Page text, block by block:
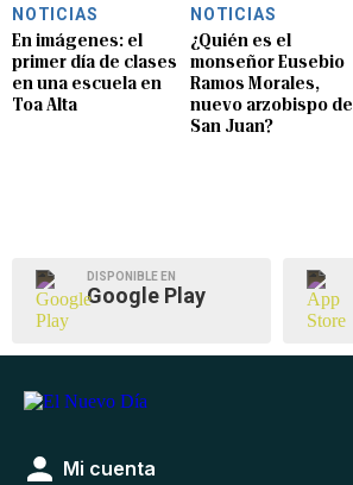
NOTICIAS
En imágenes: el
primer día de clases
en una escuela en
Toa Alta
NOTICIAS
¿Quién es el
monseñor Eusebio
Ramos Morales,
nuevo arzobispo de
San Juan?
DISPONIBLE EN
Google Play
Mi cuenta